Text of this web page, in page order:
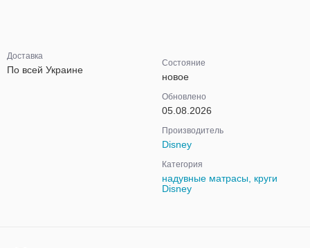
Доставка
По всей Украине
Состояние
новое
Обновлено
05.08.2026
Производитель
Disney
Категория
надувные матрасы, круги
Disney